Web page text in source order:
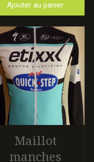
Ajouter au panier
Maillot
manches